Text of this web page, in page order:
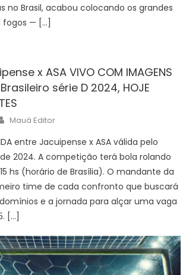
no Brasil, acabou colocando os grandes
fogos — […]
x ASA VIVO COM IMAGENS
série D 2024, HOJE
Author
Mauá Editor
entre Jacuipense x ASA válida pelo
de 2024. A competição terá bola rolando
hs (horário de Brasília). O mandante da
time de cada confronto que buscará
e a jornada para alçar uma vaga
[…]